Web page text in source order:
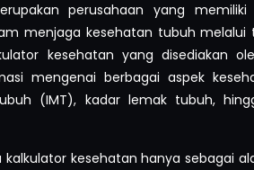
perusahaan yang
menjaga kesehatan tubuh melalui
kesehatan yang disediakan
mengenai berbagai aspek
(IMT), kadar lemak tubuh,
kesehatan hanya sebagai